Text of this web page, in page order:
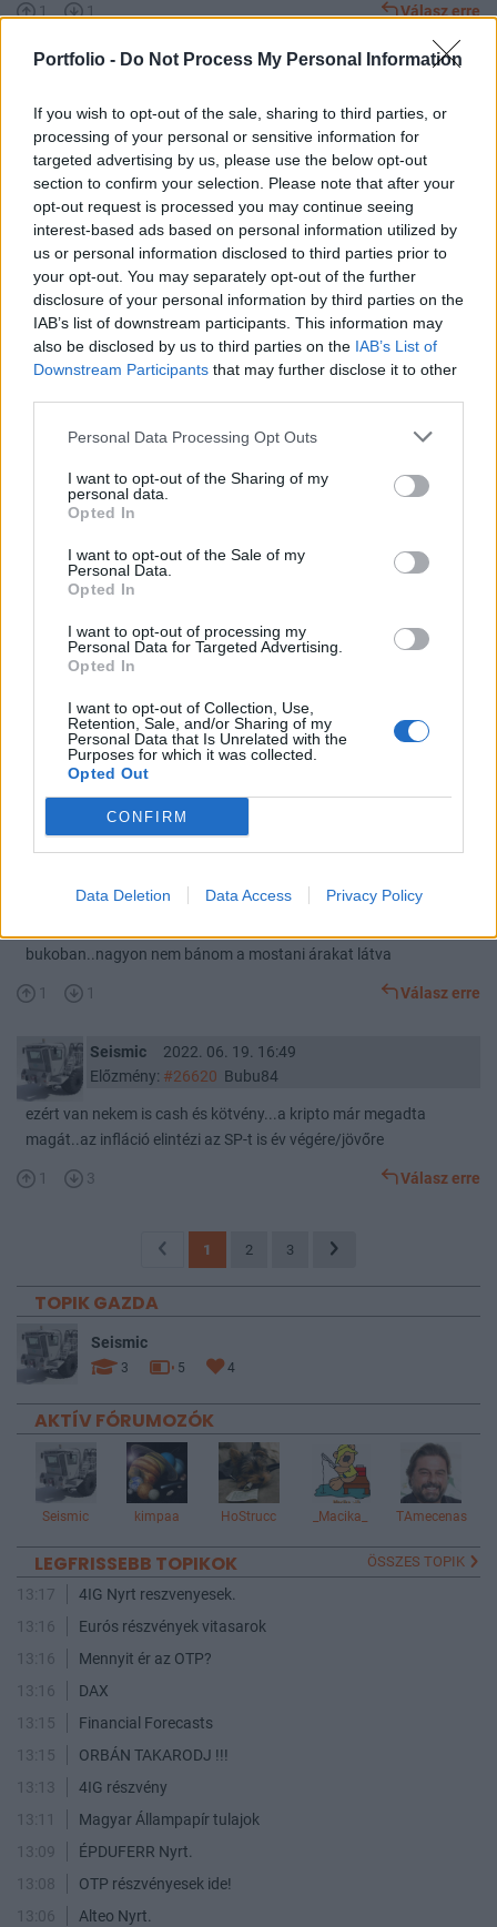
Portfolio - Do Not Process My Personal Information
If you wish to opt-out of the sale, sharing to third parties, or
processing of your personal or sensitive information for
targeted advertising by us, please use the below opt-out
section to confirm your selection. Please note that after your
opt-out request is processed you may continue seeing
interest-based ads based on personal information utilized by
us or personal information disclosed to third parties prior to
your opt-out. You may separately opt-out of the further
disclosure of your personal information by third parties on the
IAB’s list of downstream participants. This information may
also be disclosed by us to third parties on the IAB’s List of
Downstream Participants that may further disclose it to other
Personal Data Processing Opt Outs
I want to opt-out of the Sharing of my
personal data.
Opted In
I want to opt-out of the Sale of my
Personal Data.
Opted In
I want to opt-out of processing my
Personal Data for Targeted Advertising.
Opted In
I want to opt-out of Collection, Use,
Retention, Sale, and/or Sharing of my
Personal Data that Is Unrelated with the
Purposes for which it was collected.
Opted Out
CONFIRM
Data Deletion Data Access Privacy Policy
1 1 Válasz erre
Seismic 2022. 11. 23. 19:45
minden bika piacot egy kispapír rally zár?
Seismic
2022. 10. 12. 19:57
Előzmény:#26620 Bubu84
jól tetted :)
1 2 Válasz erre
legyünk szerények? nyelvbotlás volt...most kell szegénynek
lennünk
5 Válasz erre
Seismic
2022. 09. 08. 18:40
Előzmény:#26613Seismic
elkúrtuk..nem kicsit nagyon
Sebaj, majd a gyerekeket melegíti az illiberális nagyvezír pillantása
a falról
Előzmény:#26618Clint
bukoban..nagyon nem bánom a mostani árakat látva
1 1 Válasz erre
Seismic
2022. 06. 19. 16:49
Előzmény: #26620 Bubu84
ezért van nekem is cash és kötvény...a kripto már megadta
magát..az infláció elintézi az SP-t is év végére/jövőre
1 3 Válasz erre
1 2 3
TOPIK GAZDA
Seismic
3 5 4
AKTÍV FÓRUMOZÓK
Seismic kimpaa HoStrucc _Macika_ TAmecenas
LEGFRISSEBB TOPIKOK ÖSSZES TOPIK
13:17
4IG Nyrt reszvenyesek.
13:16
Eurós részvények vitasarok
13:16
Mennyit ér az OTP?
13:16
DAX
13:15
Financial Forecasts
13:15
ORBÁN TAKARODJ !!!
13:13
4IG részvény
13:11
Magyar Állampapír tulajok
13:09
ÉPDUFERR Nyrt.
13:08
OTP részvényesek ide!
13:06
Alteo Nyrt.